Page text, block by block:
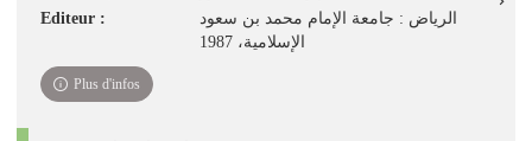
Editeur :
الرياض : ‏جامعة الإمام محمد بن سعود
الإسلامية‏، ‏1987
Plus d'infos